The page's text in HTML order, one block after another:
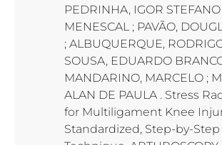
PEDRINHA, IGOR STEFANO
MENESCAL ; PAVÃO,
; ALBUQUERQUE,
SOUSA, EDUARDO
MANDARINO, MARCELO ;
ALAN DE PAULA . Stress
for Multiligament Knee
Standardized, Step-by-Step